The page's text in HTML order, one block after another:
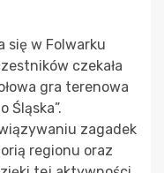
się w Folwarku
czekała
gra terenowa
Śląska”.
zagadek
regionu oraz